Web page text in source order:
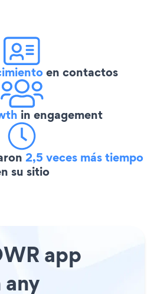
en contactos
in engagement
2,5 veces más tiempo
su sitio
app